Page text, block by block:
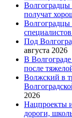
Волгоградцы
получат
Волгоградцы
Под
августа 2026
В
после
Волжский в
2026
Нацпроекты
дороги,